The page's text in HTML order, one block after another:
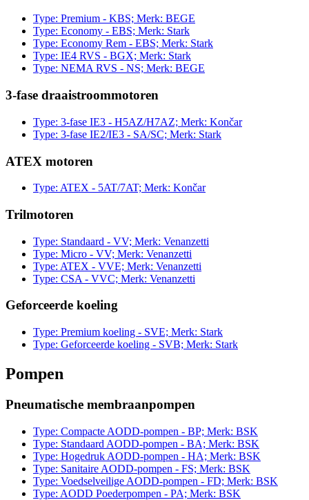
Type: Premium - KBS; Merk: BEGE
Type: Economy - EBS; Merk: Stark
Type: Economy Rem - EBS; Merk: Stark
Type: IE4 RVS - BGX; Merk: Stark
Type: NEMA RVS - NS; Merk: BEGE
3-fase draaistroommotoren
Type: 3-fase IE3 - H5AZ/H7AZ; Merk: Končar
Type: 3-fase IE2/IE3 - SA/SC; Merk: Stark
ATEX motoren
Type: ATEX - 5AT/7AT; Merk: Končar
Trilmotoren
Type: Standaard - VV; Merk: Venanzetti
Type: Micro - VV; Merk: Venanzetti
Type: ATEX - VVE; Merk: Venanzetti
Type: CSA - VVC; Merk: Venanzetti
Geforceerde koeling
Type: Premium koeling - SVE; Merk: Stark
Type: Geforceerde koeling - SVB; Merk: Stark
Pompen
Pneumatische membraanpompen
Type: Compacte AODD-pompen - BP; Merk: BSK
Type: Standaard AODD-pompen - BA; Merk: BSK
Type: Hogedruk AODD-pompen - HA; Merk: BSK
Type: Sanitaire AODD-pompen - FS; Merk: BSK
Type: Voedselveilige AODD-pompen - FD; Merk: BSK
Type: AODD Poederpompen - PA; Merk: BSK